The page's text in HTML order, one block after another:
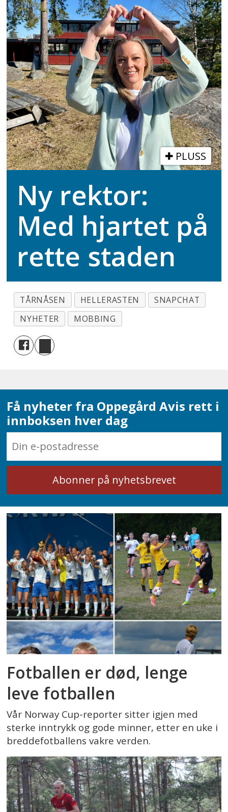
PLUSS
Ny rektor:
Med hjartet på
rette staden
TÅRNÅSEN HELLERASTEN
SNAPCHAT
NYHETER
MOBBING
Få nyheter fra Oppegård Avis rett i
innboksen hver dag
Fotballen er død, lenge
leve fotballen
Vår Norway Cup-reporter sitter igjen med
sterke inntrykk og gode minner, etter en uke i
breddefotballens vakre verden.